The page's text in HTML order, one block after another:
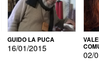
GUIDO LA PUCA
16/01/2015
02/